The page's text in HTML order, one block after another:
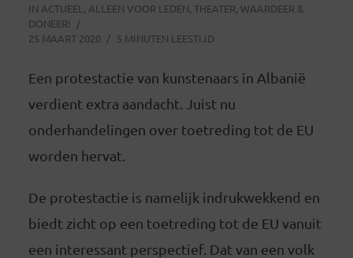
IN ACTUEEL , ALLEEN VOOR LEDEN, THEATER, WAARDEER &
DONEER!
25 MAART 2020
5 MINUTEN LEESTIJD
Een protestactie van kunstenaars in Albanië
verdient extra aandacht. Juist nu
onderhandelingen over toetreding tot de EU
worden hervat.
De protestactie is namelijk indrukwekkend en
biedt zicht op een toetreding tot de EU vanuit
een interessant perspectief. Dat van een volk